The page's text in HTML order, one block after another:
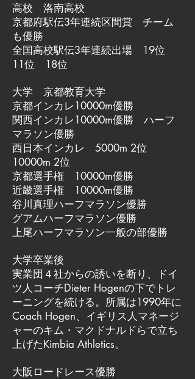
高校 洛南高校
京都府駅伝3年連続区間賞 チーム
も優勝
全国高校駅伝3年連続出場 19位
11位 18位
大学 京都教育大学
京都インカレ10000m優勝
関西インカレ10000m優勝 ハーフ
マラソン優勝
西日本インカレ 5000m 2位
10000m 2位
京都選手権 10000m優勝
近畿選手権 10000m優勝
谷川真理ハーフマラソン優勝
グアムハーフマラソン優勝
上尾ハーフマラソン一般の部優勝
大学卒業後
実業団４社からの誘いを断り、ドイ
ツ人コーチDieter Hogenの下でトレ
ーニングを続ける。所属は1990年に
Coach Hogen、イギリス人マネージ
ャーのキム・マクドナルドらで立ち
上げたKimbia Athletics。
大阪ロードレース優勝